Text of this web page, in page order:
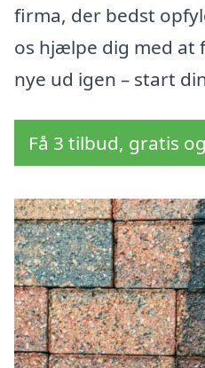
firma, der bedst
os hjælpe dig med at
nye ud igen – start
Få 3 tilbud, gratis